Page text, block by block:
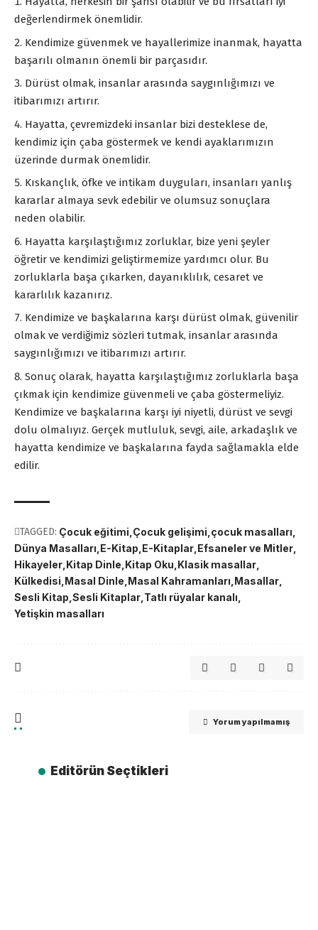
değerlendirmek önemlidir.
Kendimize güvenmek ve hayallerimize inanmak, hayatta
başarılı olmanın önemli bir parçasıdır.
Dürüst olmak, insanlar arasında saygınlığımızı ve
itibarımızı artırır.
Hayatta, çevremizdeki insanlar bizi desteklese de,
kendimiz için çaba göstermek ve kendi ayaklarımızın
üzerinde durmak önemlidir.
Kıskançlık, öfke ve intikam duyguları, insanları yanlış
kararlar almaya sevk edebilir ve olumsuz sonuçlara
neden olabilir.
Hayatta karşılaştığımız zorluklar, bize yeni şeyler
öğretir ve kendimizi geliştirmemize yardımcı olur. Bu
zorluklarla başa çıkarken, dayanıklılık, cesaret ve
kararlılık kazanırız.
Kendimize ve başkalarına karşı dürüst olmak, güvenilir
olmak ve verdiğimiz sözleri tutmak, insanlar arasında
saygınlığımızı ve itibarımızı artırır.
Sonuç olarak, hayatta karşılaştığımız zorluklarla başa
çıkmak için kendimize güvenmeli ve çaba göstermeliyiz.
Kendimize ve başkalarına karşı iyi niyetli, dürüst ve sevgi
dolu olmalıyız. Gerçek mutluluk, sevgi, aile, arkadaşlık ve
hayatta kendimize ve başkalarına fayda sağlamakla elde
edilir.
TAGGED: Çocuk eğitimi Çocuk gelişimi çocuk masalları
Dünya Masalları E-Kitap E-Kitaplar Efsaneler ve Mitler
Hikayeler Kitap Dinle Kitap Oku Klasik masallar
Külkedisi Masal Dinle Masal Kahramanları Masallar
Sesli Kitap Sesli Kitaplar Tatlı rüyalar kanalı
Yetişkin masalları
Yorum yapılmamış
Editörün Seçtikleri